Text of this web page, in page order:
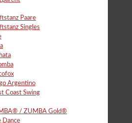
Paare
Singles
Argentino
Coast Swing
/ ZUMBA Gold®
Dance